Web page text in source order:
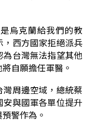
烏克蘭給我們的教
西方國家拒絕派兵
台灣無法指望其他
自願擔任軍醫。
周邊空域，總統蔡
與國軍各單位提升
警作為。